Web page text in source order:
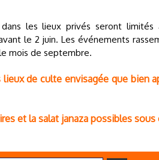
les lieux privés seront limités
le 2 juin. Les événements
mois de septembre.
de culte envisagée que bien
et la salat janaza possibles